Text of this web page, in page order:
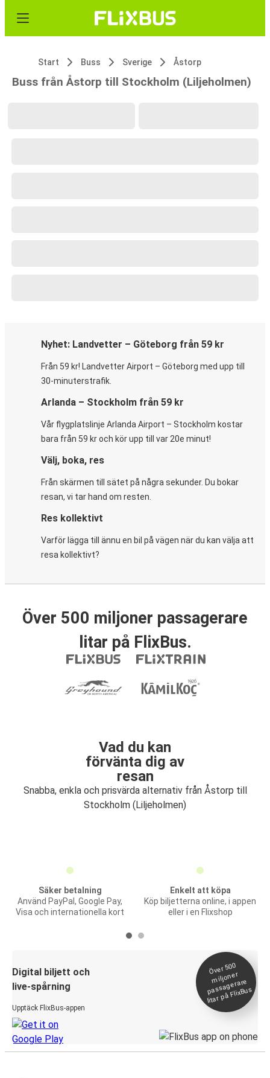
Start Buss Sverige Åstorp
Buss från Åstorp till Stockholm (Liljeholmen)
Nyhet: Landvetter – Göteborg från 59 kr
Från 59 kr! Landvetter Airport – Göteborg med upp till
30-minuterstrafik.
Arlanda – Stockholm från 59 kr
Vår flygplatslinje Arlanda Airport – Stockholm kostar
bara från 59 kr och kör upp till var 20e minut!
Välj, boka, res
Från skärmen till sätet på några sekunder. Du bokar
resan, vi tar hand om resten.
Res kollektivt
Varför lägga till ännu en bil på vägen när du kan välja att
resa kollektivt?
Över 500 miljoner passagerare
litar på FlixBus.
Vad du kan
förvänta dig av
resan
Snabba, enkla och prisvärda alternativ från Åstorp till
Stockholm (Liljeholmen)
Säker betalning
Använd PayPal, Google Pay,
Visa och internationella kort
Enkelt att köpa
Köp biljetterna online, i appen
eller i en Flixshop
Digital biljett och
live-spårning
Upptäck FlixBus-appen
Över 500
miljoner
passagerare
litar på FlixBus